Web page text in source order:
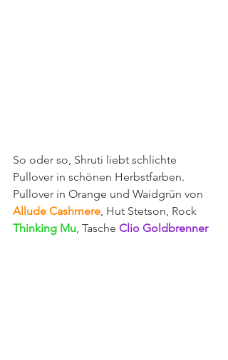
So oder so, Shruti liebt schlichte
Pullover in schönen Herbstfarben.
Pullover in Orange und Waidgrün von
Allude Cashmere, Hut Stetson, Rock
Thinking Mu, Tasche Clio Goldbrenner